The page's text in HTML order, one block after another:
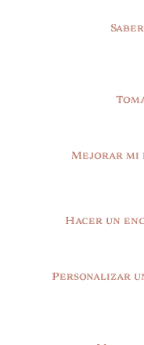
Mejorar mi
Hacer un
Personalizar